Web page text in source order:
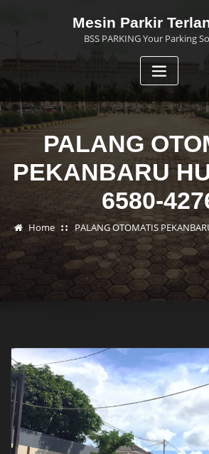
Mesin Parkir
BSS PARKING Your Parking
PALANG
PEKANBARU
6580-
Home PALANG OTOMATIS